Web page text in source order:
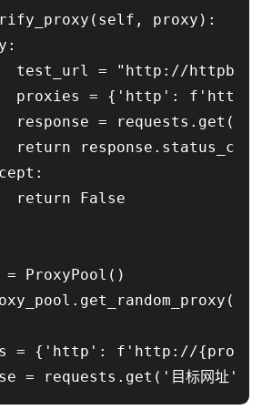
proxy):
test_url = "http://
proxies = {'http':
response =
return response.status_code
return False
= ProxyPool()
= {'http': f'http://